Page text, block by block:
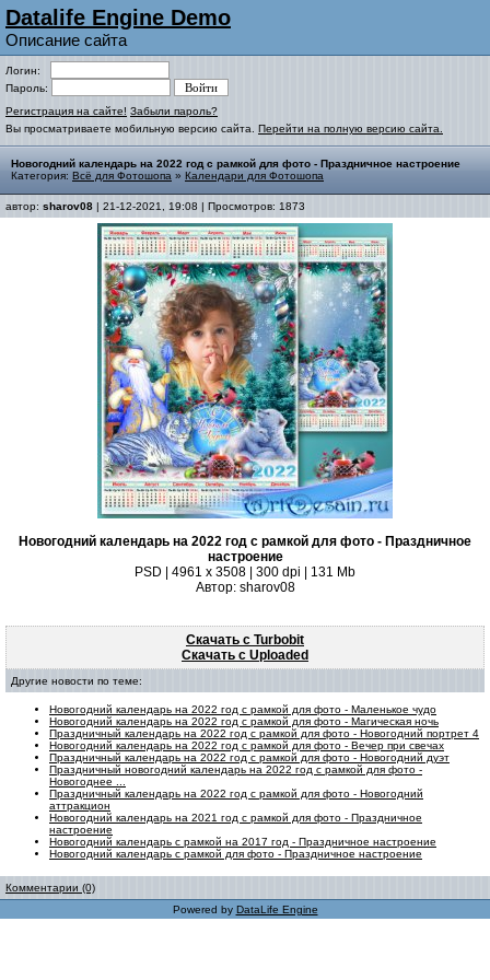
Datalife Engine Demo
Описание сайта
Логин:
Пароль:
Регистрация на сайте! Забыли пароль?
Вы просматриваете мобильную версию сайта. Перейти на полную версию сайта.
Новогодний календарь на 2022 год с рамкой для фото - Праздничное настроение
Категория: Всё для Фотошопа » Календари для Фотошопа
автор: sharov08 | 21-12-2021, 19:08 | Просмотров: 1873
Новогодний календарь на 2022 год с рамкой для фото - Праздничное
настроение
PSD | 4961 х 3508 | 300 dpi | 131 Mb
Автор: sharov08
Скачать с Turbobit
Скачать с Uploaded
Другие новости по теме:
Новогодний календарь на 2022 год с рамкой для фото - Маленькое чудо
Новогодний календарь на 2022 год с рамкой для фото - Магическая ночь
Праздничный календарь на 2022 год с рамкой для фото - Новогодний портрет 4
Новогодний календарь на 2022 год с рамкой для фото - Вечер при свечах
Праздничный календарь на 2022 год с рамкой для фото - Новогодний дуэт
Праздничный новогодний календарь на 2022 год с рамкой для фото -
Новогоднее ...
Праздничный календарь на 2022 год с рамкой для фото - Новогодний
аттракцион
Новогодний календарь на 2021 год с рамкой для фото - Праздничное
настроение
Новогодний календарь с рамкой на 2017 год - Праздничное настроение
Новогодний календарь с рамкой для фото - Праздничное настроение
Комментарии (0)
Powered by DataLife Engine